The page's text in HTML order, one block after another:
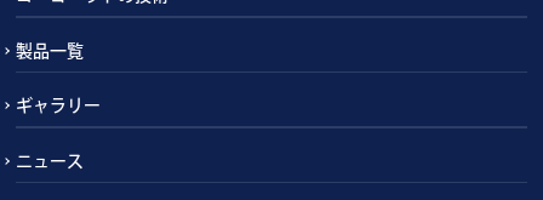
製品一覧
ギャラリー
ニュース